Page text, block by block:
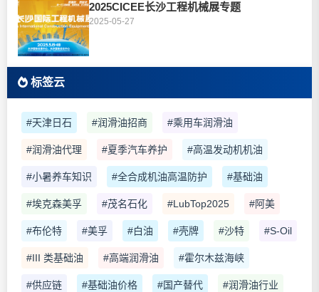
2025CICEE长沙工程机械展专题
2025-05-27
标签云
#天津日石 #润滑油招商 #乘用车润滑油
#润滑油代理 #夏季汽车养护 #高温发动机机油
#小暑养车知识 #全合成机油高温防护 #基础油
#埃克森美孚 #茂名石化 #LubTop2025 #阿美
#布伦特 #美孚 #白油 #壳牌 #沙特 #S-Oil
#III 类基础油 #高端润滑油 #霍尔木兹海峡
#供应链 #基础油价格 #国产替代 #润滑油行业